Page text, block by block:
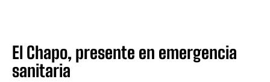
El Chapo, presente en emergencia
sanitaria